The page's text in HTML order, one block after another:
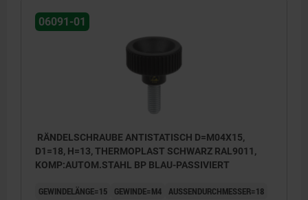
06091-01
RÄNDELSCHRAUBE ANTISTATISCH D=M04X15,
D1=18, H=13, THERMOPLAST SCHWARZ RAL9011,
KOMP:AUTOM.STAHL BP BLAU-PASSIVIERT
GEWINDELÄNGE=15 GEWINDE=M4 AUSSENDURCHMESSER=18